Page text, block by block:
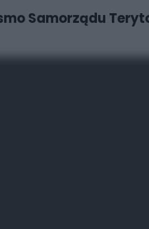
Samorządu